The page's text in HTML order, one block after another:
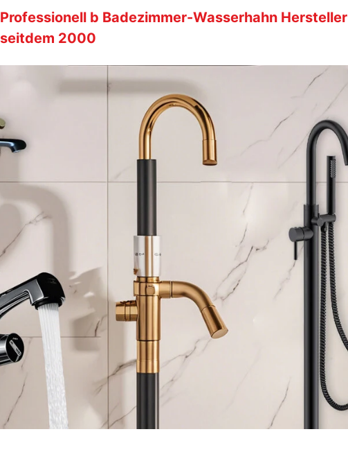
Professionell b Badezimmer-Wasserhahn Hersteller
seitdem 2000